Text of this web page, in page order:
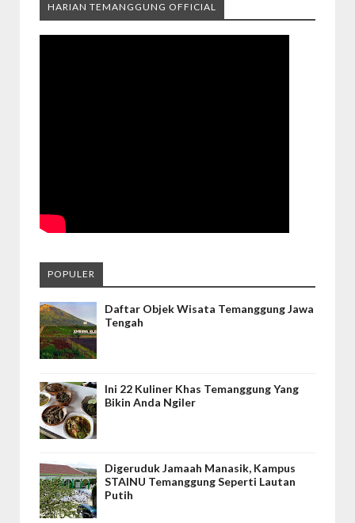
HARIAN TEMANGGUNG OFFICIAL
POPULER
Daftar Objek Wisata Temanggung Jawa
Tengah
Ini 22 Kuliner Khas Temanggung Yang
Bikin Anda Ngiler
Digeruduk Jamaah Manasik, Kampus
STAINU Temanggung Seperti Lautan
Putih